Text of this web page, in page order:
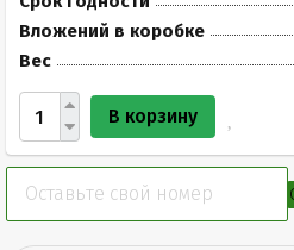
Вложений в коробке
Вес
В корзину